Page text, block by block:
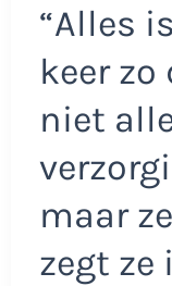
“Alles
keer zo
niet
maar
zegt